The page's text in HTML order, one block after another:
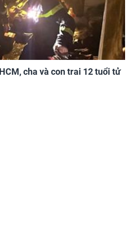
cha và con trai 12 tuổi tử